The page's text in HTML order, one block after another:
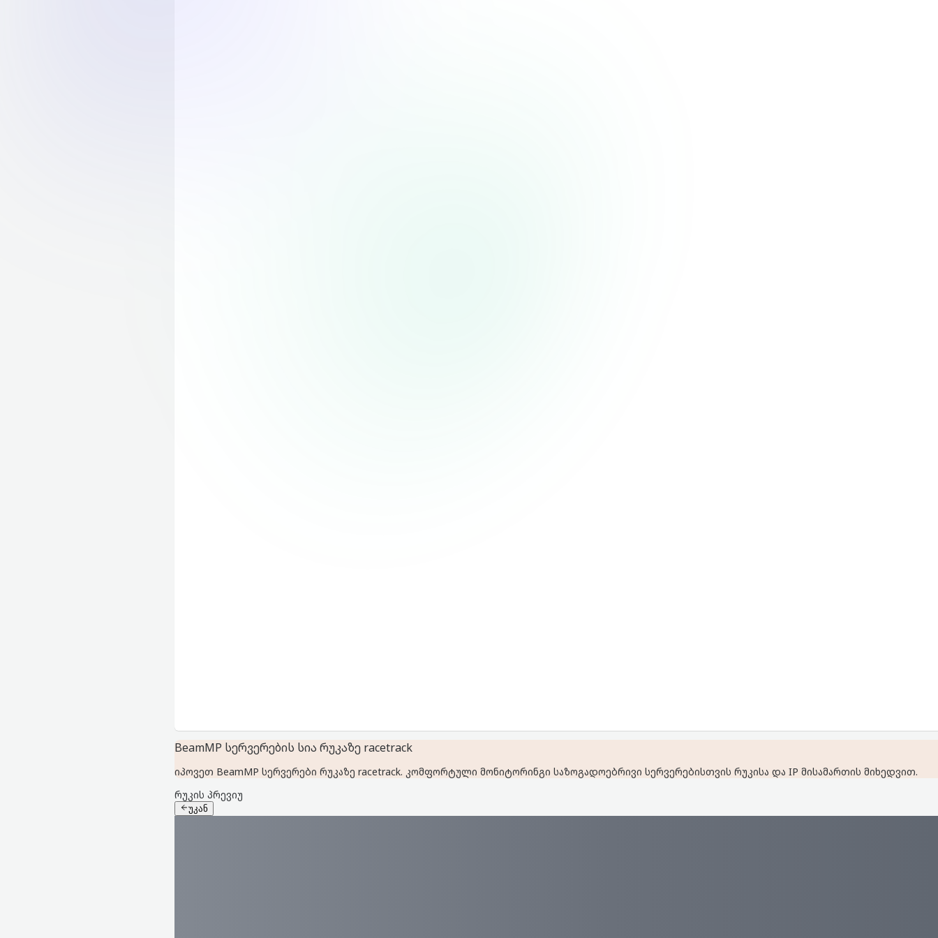
BeamMP სერვერების სია რუკაზე racetrack
იპოვეთ BeamMP სერვერები რუკაზე racetrack. კომფორტული მონიტორინგი საზოგადოებრივი სერვერებისთვის რუკისა და IP მისამართის მიხედვით.
რუკის პრევიუ
უკან